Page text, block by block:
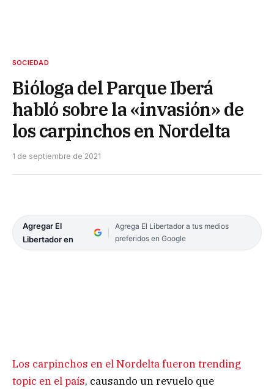
SOCIEDAD
Bióloga del Parque Iberá
habló sobre la «invasión» de
los carpinchos en Nordelta
1 de septiembre de 2021
Agregar El
Libertador en
Agrega El Libertador a tus medios
preferidos en Google
Los carpinchos en el Nordelta fueron trending
topic en el país, causando un revuelo que